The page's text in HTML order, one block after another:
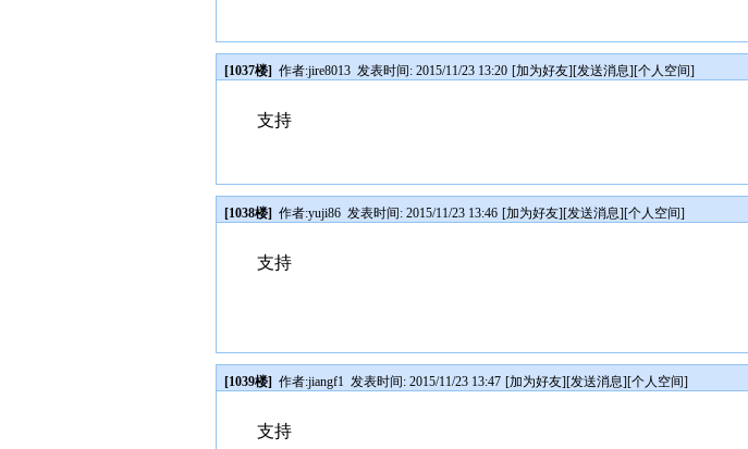
[1037楼] 作者:jire8013 发表时间: 2015/11/23 13:20 [加为好友][发送消息][个人空间]
支持
[1038楼] 作者:yuji86 发表时间: 2015/11/23 13:46 [加为好友][发送消息][个人空间]
支持
[1039楼] 作者:jiangf1 发表时间: 2015/11/23 13:47 [加为好友][发送消息][个人空间]
支持